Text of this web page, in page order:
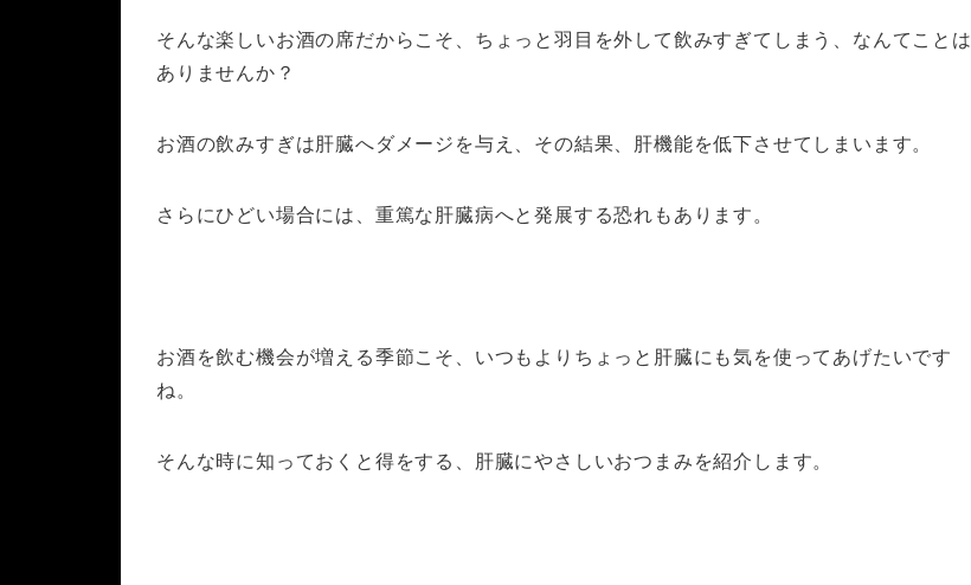
そんな楽しいお酒の席だからこそ、ちょっと羽目を外して飲みすぎてしまう、なんてことは
ありませんか？
お酒の飲みすぎは肝臓へダメージを与え、その結果、肝機能を低下させてしまいます。
さらにひどい場合には、重篤な肝臓病へと発展する恐れもあります。
お酒を飲む機会が増える季節こそ、いつもよりちょっと肝臓にも気を使ってあげたいです
ね。
そんな時に知っておくと得をする、肝臓にやさしいおつまみを紹介します。